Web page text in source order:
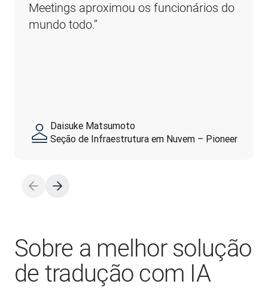
Meetings aproximou os funcionários do
mundo todo.”
Daisuke Matsumoto
Seção de Infraestrutura em Nuvem – Pioneer
Sobre a melhor solução
de tradução com IA